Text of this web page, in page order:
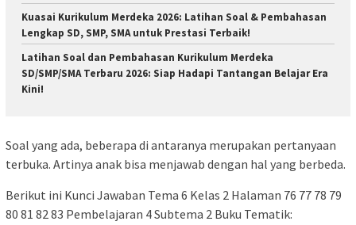
Kuasai Kurikulum Merdeka 2026: Latihan Soal & Pembahasan
Lengkap SD, SMP, SMA untuk Prestasi Terbaik!
Latihan Soal dan Pembahasan Kurikulum Merdeka
SD/SMP/SMA Terbaru 2026: Siap Hadapi Tantangan Belajar Era
Kini!
Soal yang ada, beberapa di antaranya merupakan pertanyaan
terbuka. Artinya anak bisa menjawab dengan hal yang berbeda.
Berikut ini Kunci Jawaban Tema 6 Kelas 2 Halaman 76 77 78 79
80 81 82 83 Pembelajaran 4 Subtema 2 Buku Tematik: